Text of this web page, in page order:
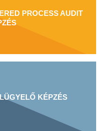
PROCESS AUDIT
KÉPZÉS